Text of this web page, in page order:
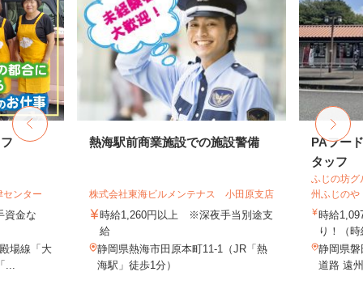
ンター
資金な
場線「大
熱海駅前商業施設での施設警備
株式会社東海ビルメンテナス 小田原支店
時給1,260円以上 ※深夜手当別途支
給
静岡県熱海市田原本町11-1（JR「熱
海駅」徒歩1分）
PAフー
タッフ
ふじの坊
州ふじのや
時給
り！（
静岡県
道路 遠